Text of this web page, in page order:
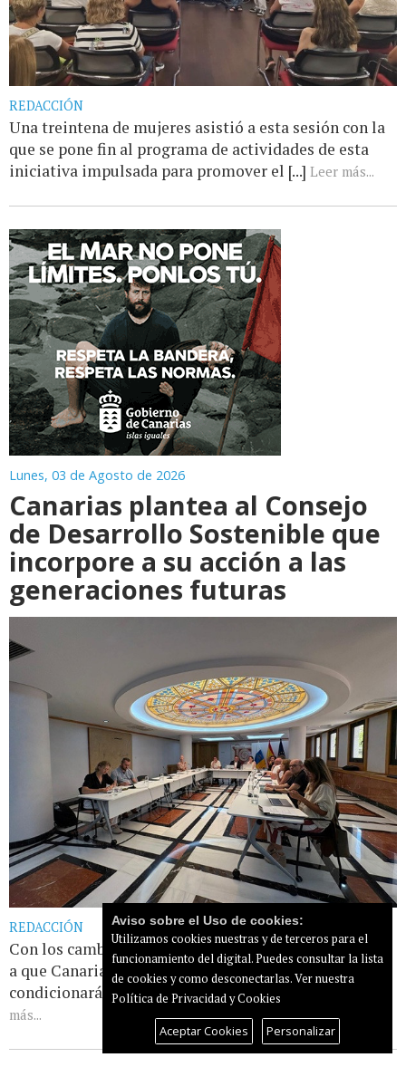
REDACCIÓN
Una treintena de mujeres asistió a esta sesión con la
que se pone fin al programa de actividades de esta
iniciativa impulsada para promover el [...] Leer más...
Lunes, 03 de Agosto de 2026
Canarias plantea al Consejo
de Desarrollo Sostenible que
incorpore a su acción a las
generaciones futuras
REDACCIÓN
Con los cambios planteados, este órgano contribuirá
a que Canarias anticipe los grandes cambios que
condicionarán su futuro en colaboración con [...]
más...
Aviso sobre el Uso de cookies:
Utilizamos cookies nuestras y de terceros para el
funcionamiento del digital. Puedes consultar la lista
de cookies y como desconectarlas.Ver nuestra
Política de Privacidad y Cookies
Aceptar Cookies Personalizar